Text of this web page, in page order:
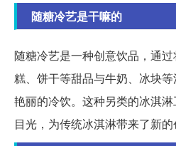
随糖冷艺是干嘛的
随糖冷艺是一种创意饮品，通
糕、饼干等甜品与牛奶、冰块
艳丽的冷饮。这种另类的冰淇
目光，为传统冰淇淋带来了新的